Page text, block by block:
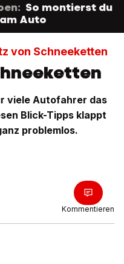
So montierst du
Auto
von Schneeketten
viele Autofahrer das
Blick-Tipps klappt
problemlos.
Kommentieren